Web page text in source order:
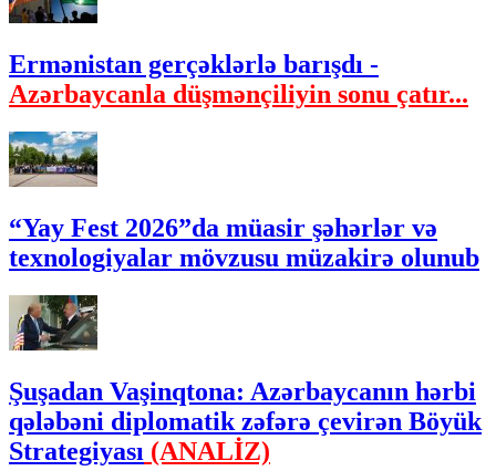
Ermənistan gerçəklərlə barışdı -
Azərbaycanla düşmənçiliyin sonu çatır...
“Yay Fest 2026”da müasir şəhərlər və
texnologiyalar mövzusu müzakirə olunub
Şuşadan Vaşinqtona: Azərbaycanın hərbi
qələbəni diplomatik zəfərə çevirən Böyük
Strategiyası (ANALİZ)